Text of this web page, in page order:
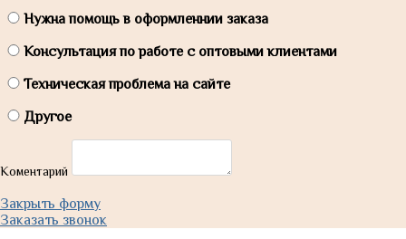
Нужна помощь в оформленнии заказа
Консультация по работе с оптовыми клиентами
Техническая проблема на сайте
Другое
Коментарий
Закрыть форму
Заказать звонок